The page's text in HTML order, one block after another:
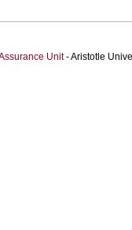
Unit- Aristotle